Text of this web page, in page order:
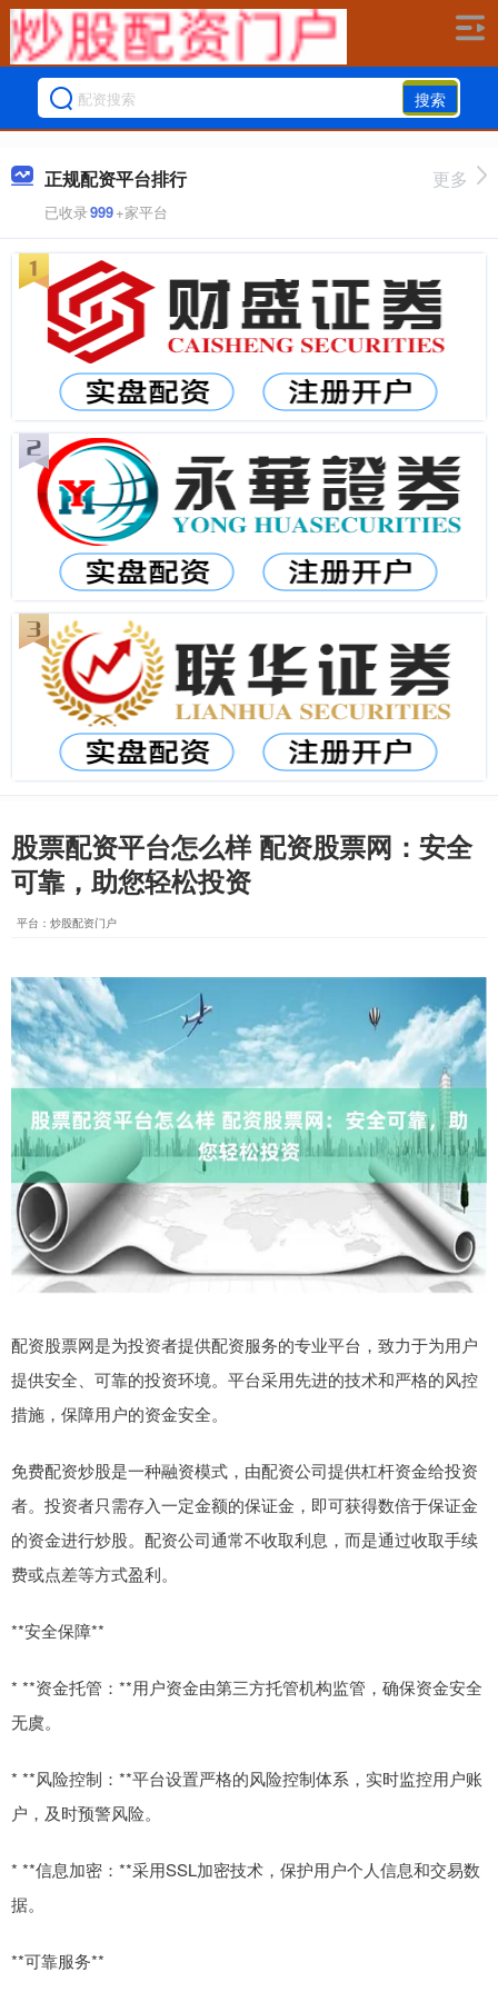
搜索
正规配资平台排行
已收录999+家平台
更多
股票配资平台怎么样 配资股票网：安全
可靠，助您轻松投资
平台：炒股配资门户
配资股票网是为投资者提供配资服务的专业平台，致力于为用户
提供安全、可靠的投资环境。平台采用先进的技术和严格的风控
措施，保障用户的资金安全。
免费配资炒股是一种融资模式，由配资公司提供杠杆资金给投资
者。投资者只需存入一定金额的保证金，即可获得数倍于保证金
的资金进行炒股。配资公司通常不收取利息，而是通过收取手续
费或点差等方式盈利。
**安全保障**
* **资金托管：**用户资金由第三方托管机构监管，确保资金安全
无虞。
* **风险控制：**平台设置严格的风险控制体系，实时监控用户账
户，及时预警风险。
* **信息加密：**采用SSL加密技术，保护用户个人信息和交易数
据。
**可靠服务**